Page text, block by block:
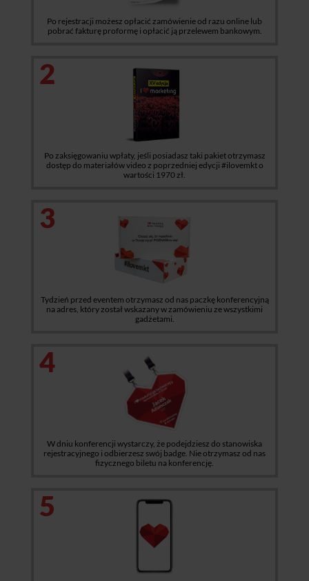
Po rejestracji możesz opłacić zamówienie od razu online lub
pobrać fakturę proformę i opłacić ją przelewem bankowym.
2
Po zaksięgowaniu wpłaty, jeśli posiadasz taki pakiet otrzymasz
dostęp do materiałów video z poprzedniej edycji #ilovemkt o
wartości 1970 zł.
3
Tydzień przed eventem otrzymasz od nas paczkę konferencyjną
na adres, który został wskazany w zamówieniu ze wszystkimi
gadżetami.
4
W dniu konferencji wystarczy, że podejdziesz do stanowiska
rejestracyjnego i odbierzesz swój badge. Nie otrzymasz od nas
fizycznego biletu na konferencję.
5